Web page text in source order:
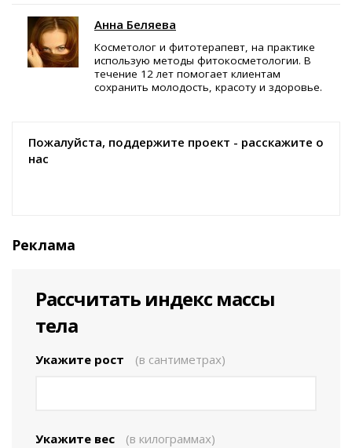
Анна Беляева
Косметолог и фитотерапевт, на практике
использую методы фитокосметологии. В
течение 12 лет помогает клиентам
сохранить молодость, красоту и здоровье.
Пожалуйста, поддержите проект - расскажите о
нас
Реклама
Рассчитать индекс массы
тела
Укажите рост (в сантиметрах)
Укажите вес (в килограммах)